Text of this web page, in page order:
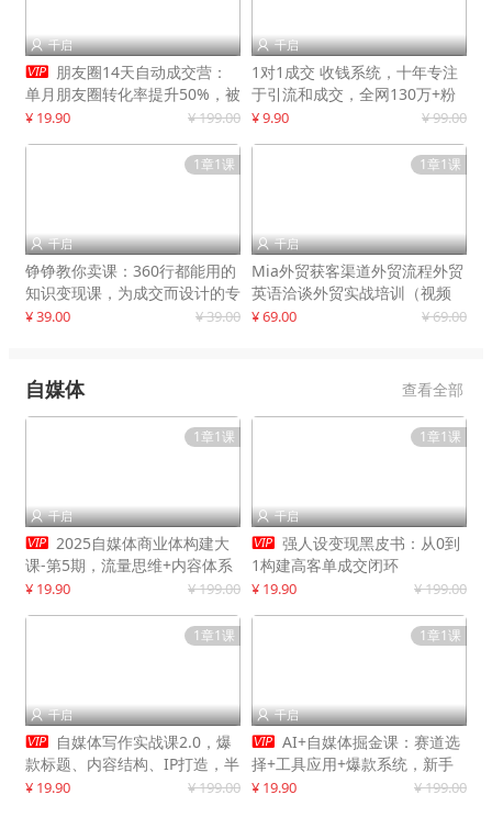
 千启
 朋友圈14天自动成交营：
单月朋友圈转化率提升50%，被
动收入超3万元
¥ 19.90 ¥ 199.00
 千启
1对1成交 收钱系统，十年专注
于引流和成交，全网130万+粉
丝
¥ 9.90 ¥ 99.00
1章1课
 千启
铮铮教你卖课：360行都能用的
知识变现课，为成交而设计的专
属课程
¥ 39.00 ¥ 39.00
1章1课
 千启
Mia外贸获客渠道外贸流程外贸
英语洽谈外贸实战培训（视频
课）价值399元
¥ 69.00 ¥ 69.00
自媒体 查看全部
1章1课
 千启
 2025自媒体商业体构建大
课-第5期，流量思维+内容体系
+变现闭环，打造个人可持续生
¥ 19.90 ¥ 199.00
1章1课
 千启
 强人设变现黑皮书：从0到
1构建高客单成交闭环
¥ 19.90 ¥ 199.00
1章1课
 千启
 自媒体写作实战课2.0，爆
款标题、内容结构、IP打造，半
年复制30万粉月入10万+
¥ 19.90 ¥ 199.00
1章1课
 千启
 AI+自媒体掘金课：赛道选
择+工具应用+爆款系统，新手
快速起步，副业月入8000+
¥ 19.90 ¥ 199.00